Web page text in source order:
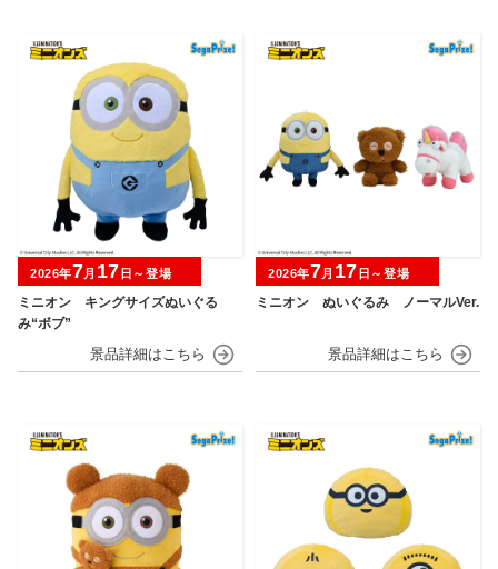
ミニオン キングサイズぬいぐる
み“ボブ”
2026年7月 17 日～登場
ミニオン ぬいぐるみ ノーマルVer.
2026年7月 17 日～登場